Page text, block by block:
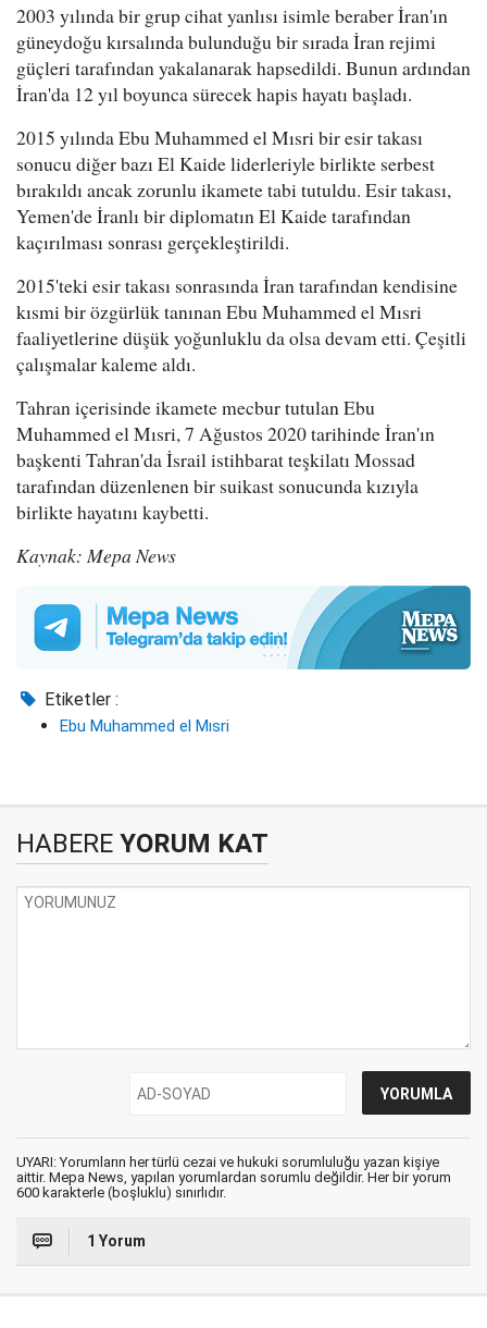
2003 yılında bir grup cihat yanlısı isimle beraber İran'ın
güneydoğu kırsalında bulunduğu bir sırada İran rejimi
güçleri tarafından yakalanarak hapsedildi. Bunun ardından
İran'da 12 yıl boyunca sürecek hapis hayatı başladı.
2015 yılında Ebu Muhammed el Mısri bir esir takası
sonucu diğer bazı El Kaide liderleriyle birlikte serbest
bırakıldı ancak zorunlu ikamete tabi tutuldu. Esir takası,
Yemen'de İranlı bir diplomatın El Kaide tarafından
kaçırılması sonrası gerçekleştirildi.
2015'teki esir takası sonrasında İran tarafından kendisine
kısmi bir özgürlük tanınan Ebu Muhammed el Mısri
faaliyetlerine düşük yoğunluklu da olsa devam etti. Çeşitli
çalışmalar kaleme aldı.
Tahran içerisinde ikamete mecbur tutulan Ebu
Muhammed el Mısri, 7 Ağustos 2020 tarihinde İran'ın
başkenti Tahran'da İsrail istihbarat teşkilatı Mossad
tarafından düzenlenen bir suikast sonucunda kızıyla
birlikte hayatını kaybetti.
Kaynak: Mepa News
Etiketler :
Ebu Muhammed el Mısri
HABERE YORUM KAT
UYARI: Yorumların her türlü cezai ve hukuki sorumluluğu yazan kişiye
aittir. Mepa News, yapılan yorumlardan sorumlu değildir. Her bir yorum
600 karakterle (boşluklu) sınırlıdır.
1 Yorum